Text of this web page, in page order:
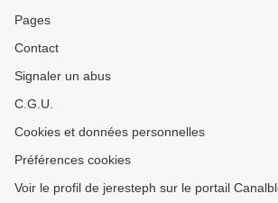
Pages
Contact
Signaler un abus
C.G.U.
Cookies et données personnelles
Préférences cookies
Voir le profil de jeresteph sur le portail